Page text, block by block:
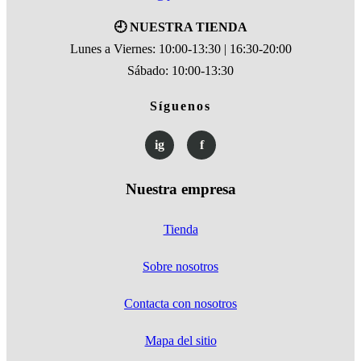
🕘 NUESTRA TIENDA
Lunes a Viernes: 10:00-13:30 | 16:30-20:00
Sábado: 10:00-13:30
Síguenos
ig f
Nuestra empresa
Tienda
Sobre nosotros
Contacta con nosotros
Mapa del sitio